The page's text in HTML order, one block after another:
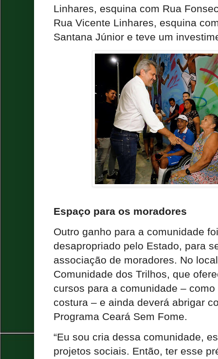
Linhares, esquina com Rua
Rua Vicente Linhares, esquina
Santana Júnior e teve um
Espaço para os moradores
Outro ganho para a comunidade
desapropriado pelo Estado, para
associação de moradores. No
Comunidade dos Trilhos, que
cursos para a comunidade –
costura – e ainda deverá abrigar
Programa Ceará Sem Fome.
“Eu sou cria dessa comunidade,
projetos sociais. Então, ter esse